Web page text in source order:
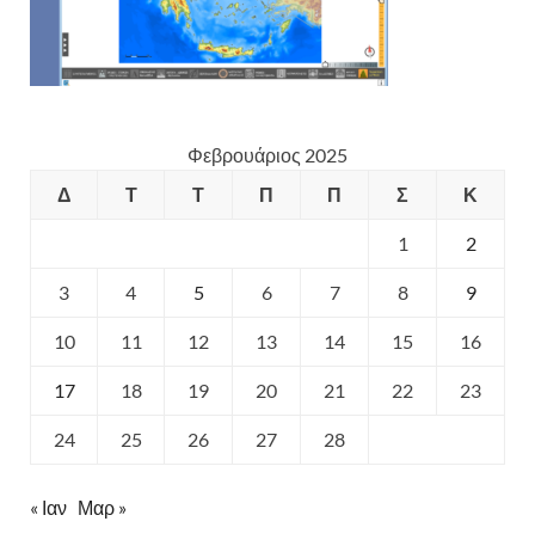
Φεβρουάριος 2025
Δ
Τ Τ Π Π Σ Κ
1 2
3 4 5 6 7 8 9
10 11 12 13 14 15 16
17 18 19 20 21 22 23
24 25 26 27 28
« Ιαν Μαρ »